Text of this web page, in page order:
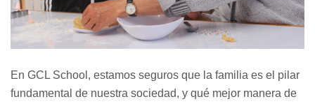
En GCL School, estamos seguros que la familia es el pilar
fundamental de nuestra sociedad, y qué mejor manera de